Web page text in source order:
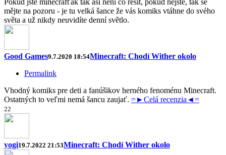
Pokud jste minecrafťák tak asi není co řešit, pokud nejste, tak se
mějte na pozoru - je tu velká šance že vás komiks vtáhne do svého
světa a už nikdy neuvidíte denní světlo.
Good Games9.7.2020 18:54Minecraft: Chodí Wither okolo
Permalink
Vhodný komiks pre deti a fanúšikov herného fenoménu Minecraft.
Ostatných to veľmi nemá šancu zaujať. =►Celá recenzia◄=
22
yogi19.7.2022 21:53Minecraft: Chodí Wither okolo